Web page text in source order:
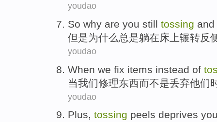
youdao
So why are you still tossing
但是为什么总是躺在床上辗转反
youdao
When we fix items instead of
当我们修理东西而不是丢弃他们
youdao
Plus, tossing peels deprives